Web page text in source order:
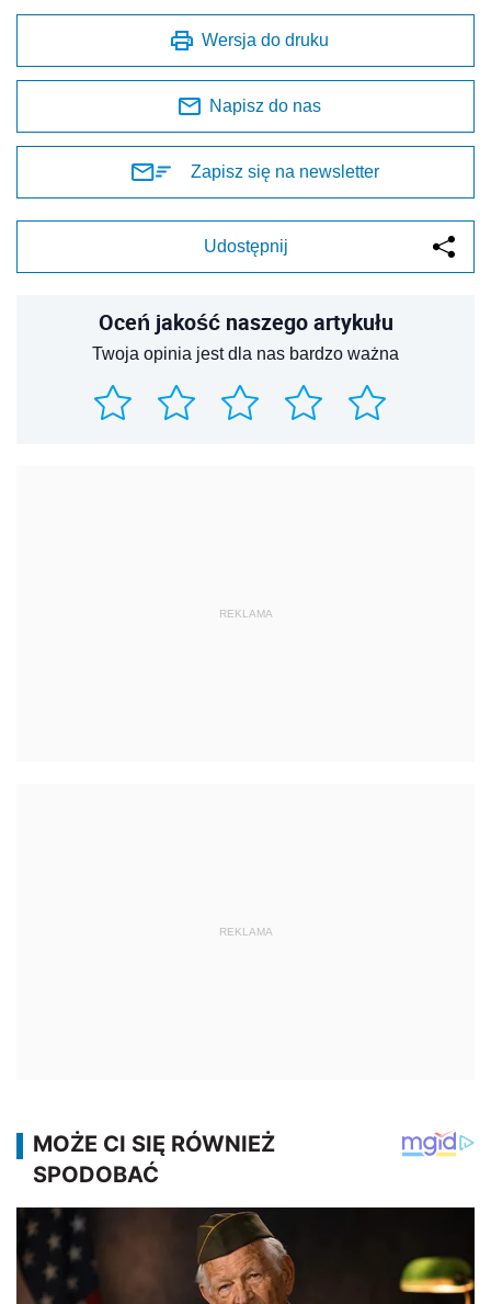
Wersja do druku
Napisz do nas
Zapisz się na newsletter
Udostępnij
Oceń jakość naszego artykułu
Twoja opinia jest dla nas bardzo ważna
REKLAMA
REKLAMA